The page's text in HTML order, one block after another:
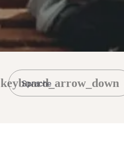
keyboard_arrow_down